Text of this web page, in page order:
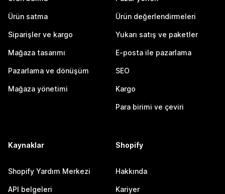
Ürün satma
Siparişler ve kargo
Mağaza tasarımı
Pazarlama ve dönüşüm
Mağaza yönetimi
Ürün değerlendirmeleri
Yukarı satış ve paketler
E-posta ile pazarlama
SEO
Kargo
Para birimi ve çeviri
Kaynaklar
Shopify Yardım Merkezi
API belgeleri
Shopify
Hakkında
Kariyer